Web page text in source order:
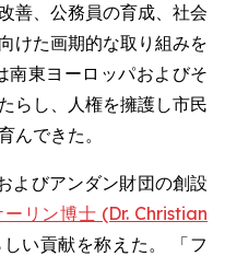
善、公務員の育成、社会
けた画期的な取り組みを
南東ヨーロッパおよびそ
らし、人権を擁護し市民
んできた。
よびアンダン財団の創設
リン博士 (Dr. Christian
い貢献を称えた。 「フ